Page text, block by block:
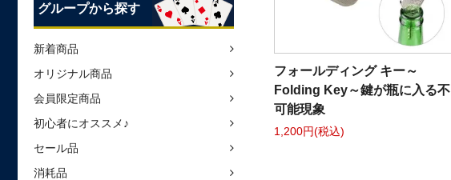
グループから探す
新着商品
オリジナル商品
会員限定商品
初心者にオススメ♪
セール品
消耗品
フォールディング キー～
Folding Key～鍵が瓶に入る不
可能現象
1,200円(税込)